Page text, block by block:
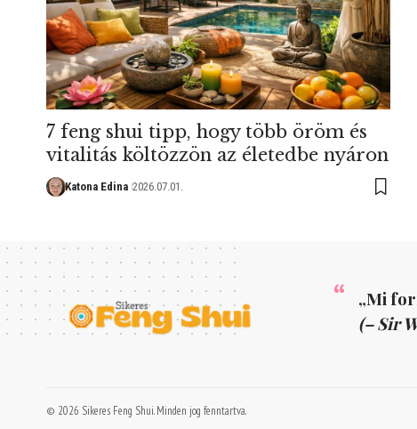
7 feng shui tipp, hogy több öröm és
vitalitás költözzön az életedbe nyáron
Katona Edina 2026.07.01.
„Mi
(– Sir
© 2026 Sikeres Feng Shui. Minden jog fenntartva.